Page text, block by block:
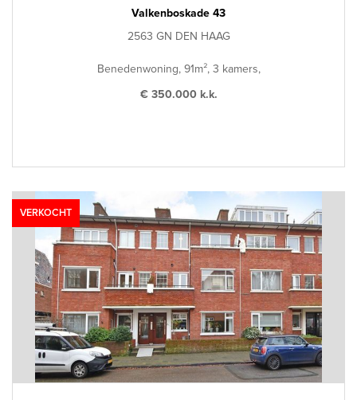
Valkenboskade 43
2563 GN DEN HAAG
Benedenwoning, 91m², 3 kamers,
€ 350.000 k.k.
VERKOCHT